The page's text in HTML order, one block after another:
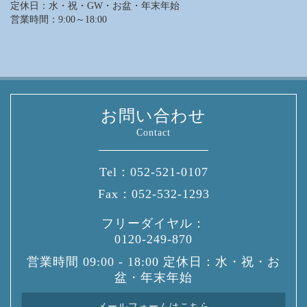
定休日：水・祝・GW・お盆・年末年始
営業時間：9:00～18:00
お問い合わせ
Contact
Tel： 052-521-0107
Fax： 052-532-1293
フリーダイヤル：
0120-249-870
営業時間 09:00 - 18:00 定休日：水・祝・お
盆・年末年始